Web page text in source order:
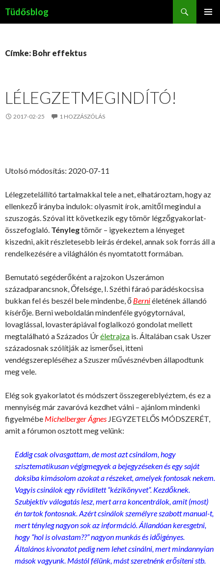
Tüdősblog
Címke: Bohr effektus
LÉLEGZETMEGINDÍTÓ!
2017-02-25 1 HOZZÁSZÓLÁS
Utolsó módosítás: 2020-07-11
Lélegzetelállító tartalmakkal tele a net, elhatároztam, hogy az
ellenkező irányba indulok: olyasmit írok, amitől megindul a
szuszogás. Szóval itt következik egy tömör légzőgyakorlat-
összefoglaló. Ténylegtömör – igyekeztem a lényeget
kiszedni, akit részletesebb leírás érdekel, annak sok forrás áll a
rendelkezésére a világhálón és nyomtatott formában.
Bemutató segéderőként a rajzokon Uszerámon
századparancsnok, Őfelsége, I. Széthi fáraó parádéskocsisa
bukkan fel és beszél bele mindenbe, ő Berniéletének állandó
kísérője. Berni weboldalán mindenféle gyógytornával,
lovaglással, lovasterápiával foglalkozó gondolat mellett
megtalálható a Százados Úréletrajza is. Általában csak Uszer
századosnak szólítják az ismerősei, itteni
vendégszerepléséhez a Szuszer művésznévben állapodtunk
meg vele.
Elég sok gyakorlatot és módszert összegereblyéztem, és ez a
mennyiség már zavaróvá kezdhet válni – ajánlom mindenki
figyelmébe Michelberger Ágnes JEGYZETELŐS MÓDSZERÉT,
amit a fórumon osztott meg velünk:
Eddig csak olvasgattam, de most azt csinálom, hogy
szisztematikusan végigmegyek a bejegyzéseken és egy saját
doksiba kimásolom azokat a részeket, amelyek fontosak nekem.
Vagyis csinálok egy rövidített “kézikönyvet”. Kezdőknek.
Szubjektív válogatás lesz, mert arra koncentrálok, amit (most)
én tartok fontosnak. Azért csinálok személyre szabott manual-t,
mert tényleg nagyon sok az információ. Állandóan keresgetni,
hogy “hol is olvastam??” nagyon munkás és időigényes.
Általános kivonatot pedig nem lehet csinálni, mert mindannyian
mások vagyunk. Mástól félünk, mást szeretnénk erősíteni stb.